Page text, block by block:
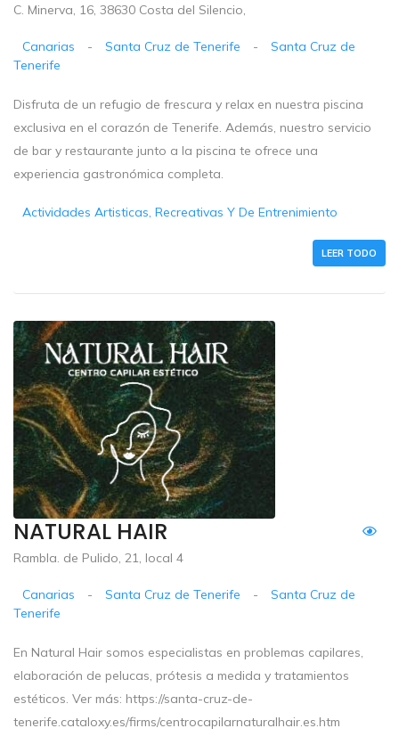
C. Minerva, 16, 38630 Costa del Silencio,
Canarias - Santa Cruz de Tenerife -
Santa Cruz de
Tenerife
Disfruta de un refugio de frescura y relax en nuestra piscina
exclusiva en el corazón de Tenerife. Además, nuestro servicio
de bar y restaurante junto a la piscina te ofrece una
experiencia gastronómica completa.
Actividades Artisticas, Recreativas Y De Entrenimiento
LEER TODO
NATURAL HAIR
Rambla. de Pulido, 21, local 4
Canarias - Santa Cruz de Tenerife -
Santa Cruz de
Tenerife
En Natural Hair somos especialistas en problemas capilares,
elaboración de pelucas, prótesis a medida y tratamientos
estéticos. Ver más: https://santa-cruz-de-
tenerife.cataloxy.es/firms/centrocapilarnaturalhair.es.htm